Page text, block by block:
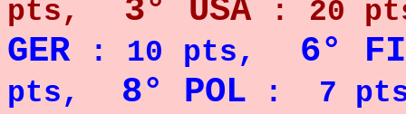
pts,
3° USA: 20
GER: 10 pts, 6°
pts, 8° POL : 7